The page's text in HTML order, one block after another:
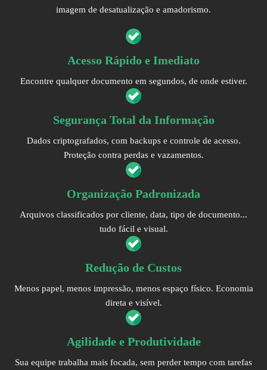
imagem de desatualização e amadorismo.
Acesso Rápido e Imediato
Encontre qualquer documento em segundos, de onde estiver.
Segurança Total da Informação
Dados criptografados, com backups e controle de acesso.
Proteção contra perdas e vazamentos.
Organização Padronizada
Arquivos classificados por cliente, data, tipo de documento...
tudo fácil e visual.
Redução de Custos
Menos papel, menos impressão, menos espaço físico. Economia
direta e visível.
Agilidade e Produtividade
Sua equipe trabalha mais focada, sem perder tempo com tarefas